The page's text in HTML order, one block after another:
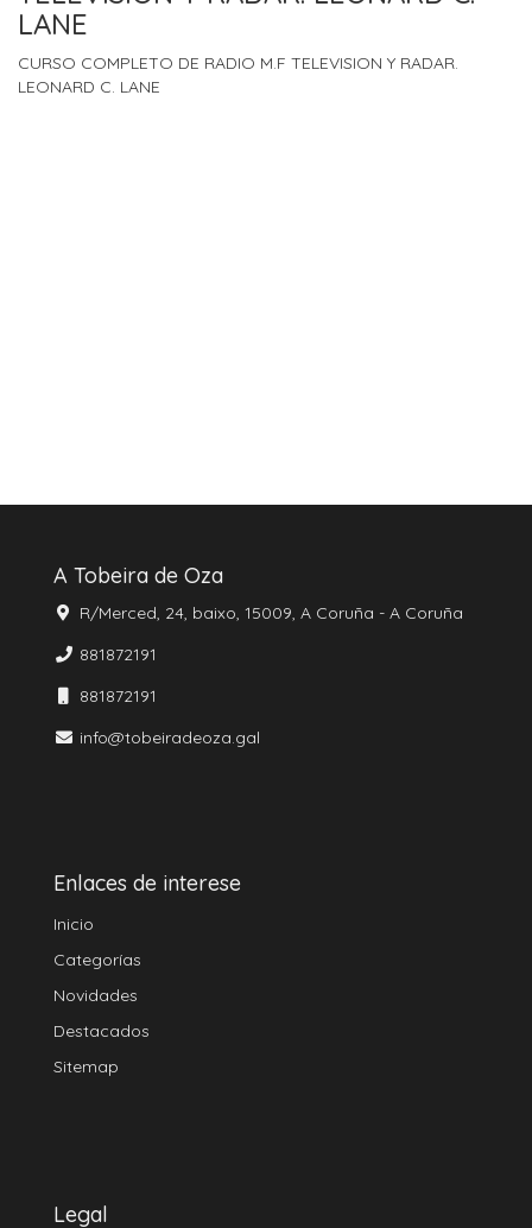
LANE
CURSO COMPLETO DE RADIO M.F TELEVISION Y RADAR.
LEONARD C. LANE
A Tobeira de Oza
R/Merced, 24, baixo, 15009, A Coruña - A Coruña
881872191
881872191
info@tobeiradeoza.gal
Enlaces de interese
Inicio
Categorías
Novidades
Destacados
Sitemap
Legal